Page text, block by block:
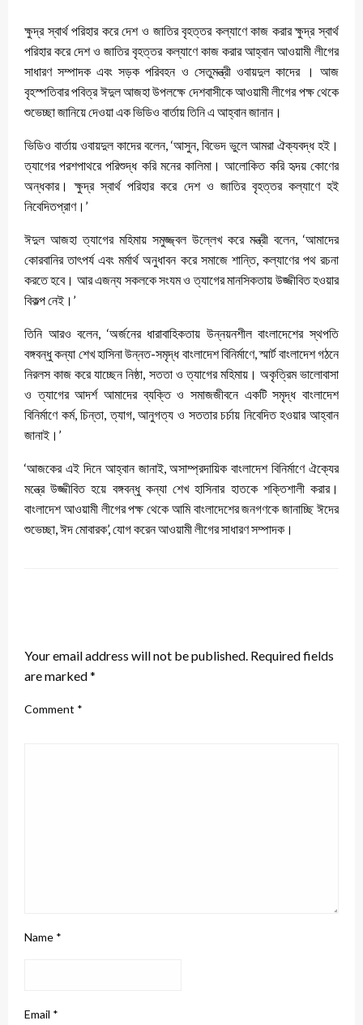
ক্ষুদ্র স্বার্থ পরিহার করে দেশ ও জাতির বৃহত্তর কল্যাণে কাজ করার ক্ষুদ্র স্বার্থ
পরিহার করে দেশ ও জাতির বৃহত্তর কল্যাণে কাজ করার আহ্বান আওয়ামী লীগের
সাধারণ সম্পাদক এবং সড়ক পরিবহন ও সেতুমন্ত্রী ওবায়দুল কাদের । আজ
বৃহস্পতিবার পবিত্র ঈদুল আজহা উপলক্ষে দেশবাসীকে আওয়ামী লীগের পক্ষ থেকে
শুভেচ্ছা জানিয়ে দেওয়া এক ভিডিও বার্তায় তিনি এ আহ্বান জানান।
ভিডিও বার্তায় ওবায়দুল কাদের বলেন, ‘আসুন, বিভেদ ভুলে আমরা ঐক্যবদ্ধ হই।
ত্যাগের পরশপাথরে পরিশুদ্ধ করি মনের কালিমা। আলোকিত করি হৃদয় কোণের
অন্ধকার। ক্ষুদ্র স্বার্থ পরিহার করে দেশ ও জাতির বৃহত্তর কল্যাণে হই
নিবেদিতপ্রাণ।’
ঈদুল আজহা ত্যাগের মহিমায় সমুজ্জ্বল উল্লেখ করে মন্ত্রী বলেন, ‘আমাদের
কোরবানির তাৎপর্য এবং মর্মার্থ অনুধাবন করে সমাজে শান্তি, কল্যাণের পথ রচনা
করতে হবে। আর এজন্য সকলকে সংযম ও ত্যাগের মানসিকতায় উজ্জীবিত হওয়ার
বিকল্প নেই।’
তিনি আরও বলেন, ‘অর্জনের ধারাবাহিকতায় উন্নয়নশীল বাংলাদেশের স্থপতি
বঙ্গবন্ধু কন্যা শেখ হাসিনা উন্নত-সমৃদ্ধ বাংলাদেশ বিনির্মাণে, স্মার্ট বাংলাদেশ গঠনে
নিরলস কাজ করে যাচ্ছেন নিষ্ঠা, সততা ও ত্যাগের মহিমায়। অকৃত্রিম ভালোবাসা
ও ত্যাগের আদর্শ আমাদের ব্যক্তি ও সমাজজীবনে একটি সমৃদ্ধ বাংলাদেশ
বিনির্মাণে কর্ম, চিন্তা, ত্যাগ, আনুগত্য ও সততার চর্চায় নিবেদিত হওয়ার আহ্বান
জানাই।’
‘আজকের এই দিনে আহ্বান জানাই, অসাম্প্রদায়িক বাংলাদেশ বিনির্মাণে ঐক্যের
মন্ত্রে উজ্জীবিত হয়ে বঙ্গবন্ধু কন্যা শেখ হাসিনার হাতকে শক্তিশালী করার।
বাংলাদেশ আওয়ামী লীগের পক্ষ থেকে আমি বাংলাদেশের জনগণকে জানাচ্ছি ঈদের
শুভেচ্ছা, ঈদ মোবারক’, যোগ করেন আওয়ামী লীগের সাধারণ সম্পাদক।
Your email address will not be published. Required fields
are marked*
Comment *
Name *
Email *